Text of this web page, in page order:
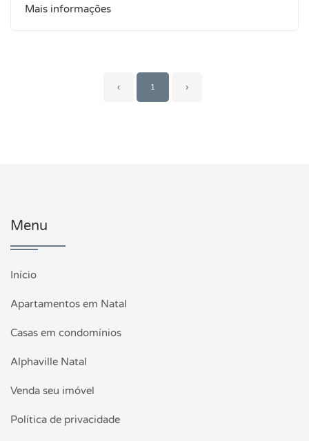
Mais informações
‹ 1 ›
Menu
Início
Apartamentos em Natal
Casas em condomínios
Alphaville Natal
Venda seu imóvel
Política de privacidade